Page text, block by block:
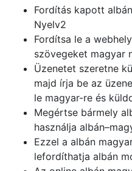
Fordítás kapott albán
Nyelv2
Fordítsa le a
szövegeket magyar
Üzenetet szeretne
majd írja be az
le magyar-re és
Megértse bármely
használja
Ezzel a albán
lefordíthatja albán